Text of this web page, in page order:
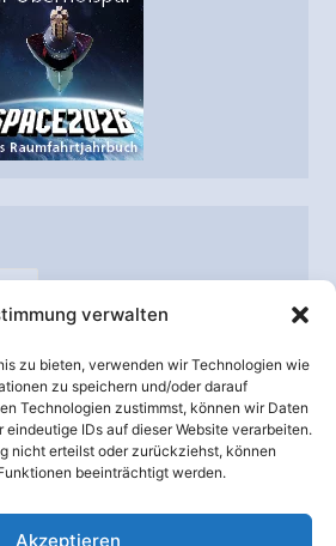
verwalten
zu bieten, verwenden wir Technologien wie
zu speichern und/oder darauf
Technologien zustimmst, können wir Daten
IDs auf dieser Website verarbeiten.
nicht erteilst oder zurückziehst, können
beeinträchtigt werden.
Akzeptieren